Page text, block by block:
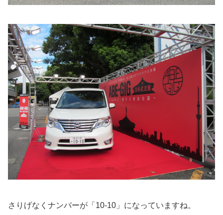
さりげなくナンバーが「10-10」になっていますね。